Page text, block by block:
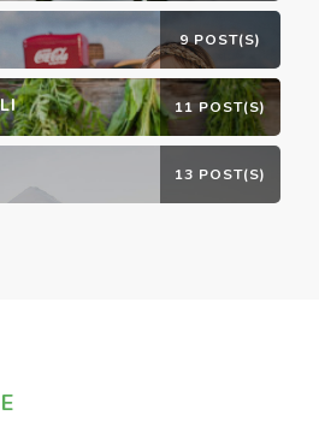
9 POST(S)
11 POST(S)
13 POST(S)